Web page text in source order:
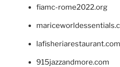
fiamc-rome2022.org
lafisheriarestaurant.com
915jazzandmore.com